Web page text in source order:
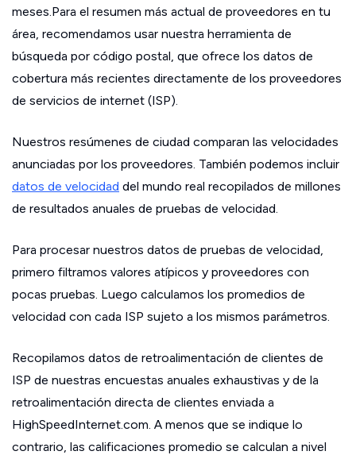
meses.Para el resumen más actual de proveedores en tu
área, recomendamos usar nuestra herramienta de
búsqueda por código postal, que ofrece los datos de
cobertura más recientes directamente de los proveedores
de servicios de internet (ISP).
Nuestros resúmenes de ciudad comparan las velocidades
anunciadas por los proveedores. También podemos incluir
datos de velocidad del mundo real recopilados de millones
de resultados anuales de pruebas de velocidad.
Para procesar nuestros datos de pruebas de velocidad,
primero filtramos valores atípicos y proveedores con
pocas pruebas. Luego calculamos los promedios de
velocidad con cada ISP sujeto a los mismos parámetros.
Recopilamos datos de retroalimentación de clientes de
ISP de nuestras encuestas anuales exhaustivas y de la
retroalimentación directa de clientes enviada a
HighSpeedInternet.com. A menos que se indique lo
contrario, las calificaciones promedio se calculan a nivel